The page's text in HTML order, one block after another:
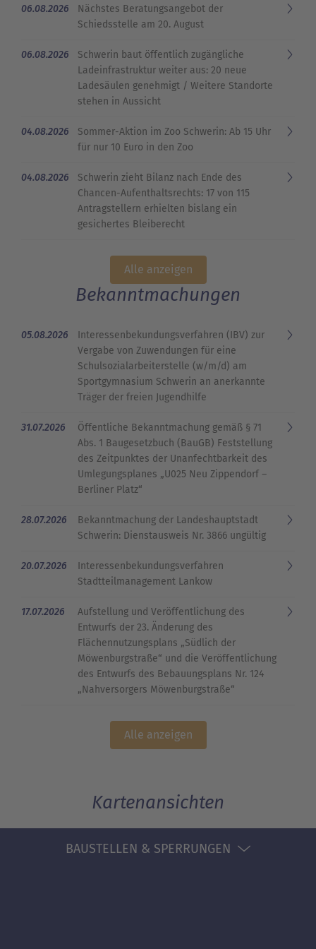
06.08.2026
Nächstes Beratungsangebot der
Schiedsstelle am 20. August
06.08.2026
Schwerin baut öffentlich zugängliche
Ladeinfrastruktur weiter aus: 20 neue
Ladesäulen genehmigt / Weitere Standorte
stehen in Aussicht
04.08.2026
Sommer-Aktion im Zoo Schwerin: Ab 15 Uhr
für nur 10 Euro in den Zoo
04.08.2026
Schwerin zieht Bilanz nach Ende des
Chancen-Aufenthaltsrechts: 17 von 115
Antragstellern erhielten bislang ein
gesichertes Bleiberecht
Alle anzeigen
Bekanntmachungen
05.08.2026
Interessenbekundungsverfahren (IBV) zur
Vergabe von Zuwendungen für eine
Schulsozialarbeiterstelle (w/m/d) am
Sportgymnasium Schwerin an anerkannte
Träger der freien Jugendhilfe
31.07.2026
Öffentliche Bekanntmachung gemäß § 71
Abs. 1 Baugesetzbuch (BauGB) Feststellung
des Zeitpunktes der Unanfechtbarkeit des
Umlegungsplanes „U025 Neu Zippendorf –
Berliner Platz“
28.07.2026
Bekanntmachung der Landeshauptstadt
Schwerin: Dienstausweis Nr. 3866 ungültig
20.07.2026
Interessenbekundungsverfahren
Stadtteilmanagement Lankow
17.07.2026
Aufstellung und Veröffentlichung des
Entwurfs der 23. Änderung des
Flächennutzungsplans „Südlich der
Möwenburgstraße“ und die Veröffentlichung
des Entwurfs des Bebauungsplans Nr. 124
„Nahversorgers Möwenburgstraße“
Alle anzeigen
Kartenansichten
BAUSTELLEN & SPERRUNGEN